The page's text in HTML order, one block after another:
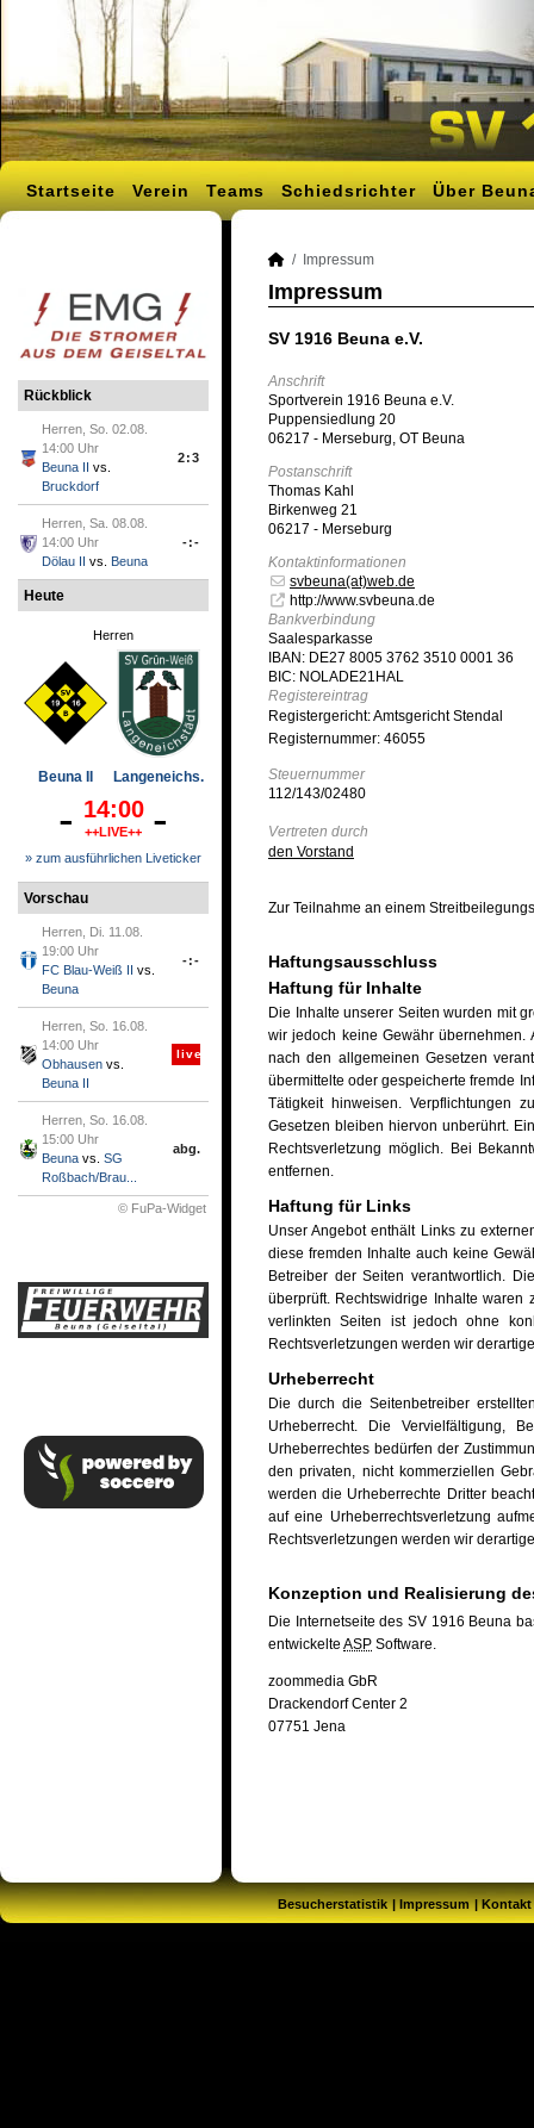
Startseite Verein Teams Schiedsrichter Über
Rückblick
Herren, So. 02.08.
14:00 Uhr
Beuna II vs.
Bruckdorf
2:3
Herren, Sa. 08.08.
14:00 Uhr
Dölau II vs. Beuna
-:-
Heute
Herren
Beuna II Langeneichs.
- 14:00
++LIVE++ -
» zum ausführlichen Liveticker
Vorschau
Herren, Di. 11.08.
19:00 Uhr
FC Blau-Weiß II vs.
Beuna
-:-
Herren, So. 16.08.
14:00 Uhr
Obhausen vs.
Beuna II
live
Herren, So. 16.08.
15:00 Uhr
Beuna vs. SG
Roßbach/Brau...
abg.
© FuPa-Widget
Impressum
Impressum
SV 1916 Beuna e.V.
Anschrift
Sportverein 1916 Beuna e.V.
Puppensiedlung 20
06217 - Merseburg, OT Beuna
Postanschrift
Thomas Kahl
Birkenweg 21
06217 - Merseburg
Kontaktinformationen
svbeuna(at)web.de
http://www.svbeuna.de
Bankverbindung
Saalesparkasse
IBAN: DE27 8005 3762 3510 0001 36
BIC: NOLADE21HAL
Registereintrag
Registergericht: Amtsgericht Stendal
Registernummer: 46055
Steuernummer
112/143/02480
Vertreten durch
den Vorstand
Zur Teilnahme an einem
Haftungsausschluss
Haftung für Inhalte
Die Inhalte unserer Seiten wurden mit
wir jedoch keine Gewähr
nach den allgemeinen Gesetzen
übermittelte oder gespeicherte fremde
Tätigkeit hinweisen. Verpflichtungen
Gesetzen bleiben hiervon unberührt.
Rechtsverletzung möglich. Bei
entfernen.
Haftung für Links
Unser Angebot enthält Links zu
diese fremden Inhalte auch keine
Betreiber der Seiten verantwortlich.
überprüft. Rechtswidrige Inhalte waren
verlinkten Seiten ist jedoch ohne
Rechtsverletzungen werden wir
Urheberrecht
Die durch die Seitenbetreiber
Urheberrecht. Die Vervielfältigung,
Urheberrechtes bedürfen der
den privaten, nicht kommerziellen
werden die Urheberrechte Dritter
auf eine Urheberrechtsverletzung
Rechtsverletzungen werden wir
Konzeption und Realisierung
Die Internetseite des SV 1916 Beuna
entwickelte ASP Software.
zoommedia GbR
Drackendorf Center 2
07751 Jena
Besucherstatistik Impressum Kontakt